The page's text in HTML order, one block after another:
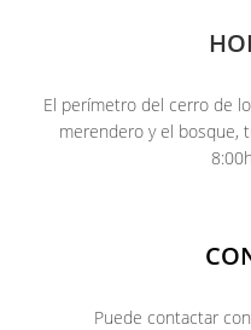
El perímetro del cerro de
merendero y el bosque,
Puede contactar